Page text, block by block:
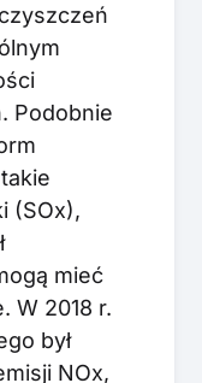
Podobnie
(SOx),
mieć
W 2018 r.
był
NOx,